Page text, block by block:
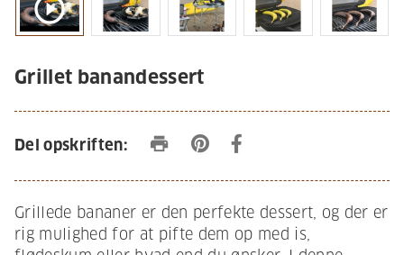
play_circle_outline
Grillet banandessert
Del opskriften: print
Grillede bananer er den perfekte dessert, og der er
rig mulighed for at pifte dem op med is,